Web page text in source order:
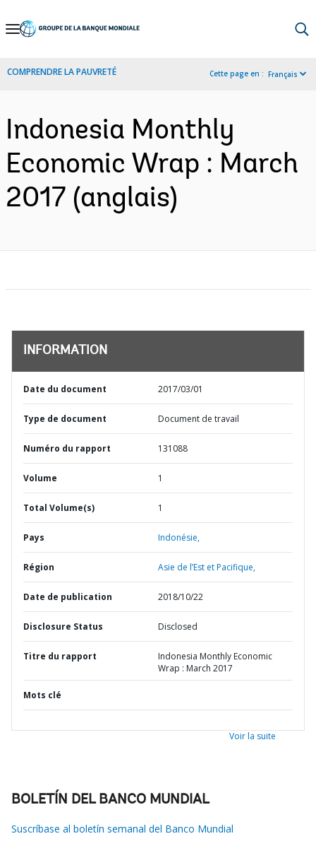
Skip
Navigation
COMPRENDRE LA PAUVRETÉ Cette page en : Français
Indonesia Monthly
Economic Wrap : March
2017 (anglais)
INFORMATION
Date du document 2017/03/01
Type de document Document de travail
Numéro du rapport 131088
Volume 1
Total Volume(s) 1
Pays Indonésie,
Région Asie de l’Est et Pacifique,
Date de publication 2018/10/22
Disclosure Status Disclosed
Titre du rapport
Indonesia Monthly Economic
Wrap : March 2017
Mots clé
Voir la suite
BOLETÍN DEL BANCO MUNDIAL
Suscríbase al boletín semanal del Banco Mundial